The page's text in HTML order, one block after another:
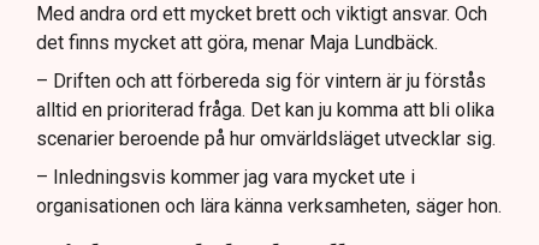
Med andra ord ett mycket brett och viktigt ansvar. Och
det finns mycket att göra, menar Maja Lundbäck.
– Driften och att förbereda sig för vintern är ju förstås
alltid en prioriterad fråga. Det kan ju komma att bli olika
scenarier beroende på hur omvärldsläget utvecklar sig.
– Inledningsvis kommer jag vara mycket ute i
organisationen och lära känna verksamheten, säger hon.